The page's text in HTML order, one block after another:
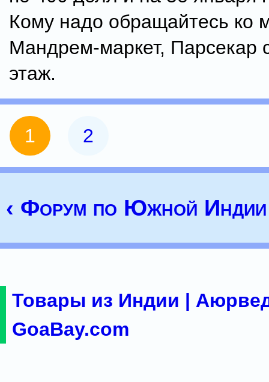
Кому надо обращайтесь ко
Мандрем-маркет, Парсекар
этаж.
1 2
‹ Форум по Южной
Товары из Индии |
GoaBay.com